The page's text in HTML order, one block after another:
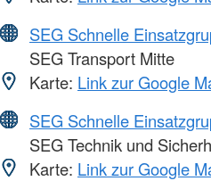
SEG Schnelle
SEG Transport Mitte
Karte: Link zur Google
SEG Schnelle
SEG Technik und
Karte: Link zur Google